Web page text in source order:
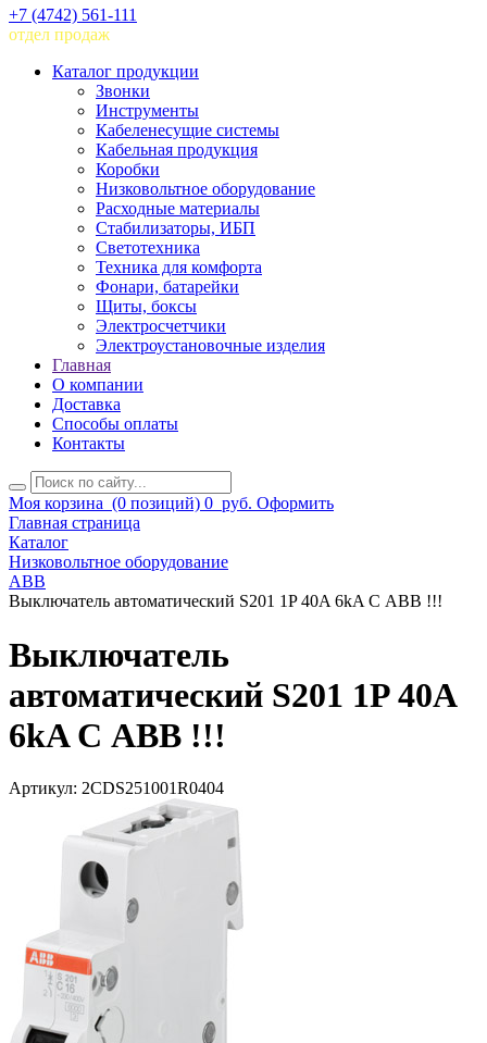
+7 (4742) 561-111
отдел продаж
Каталог продукции
Звонки
Инструменты
Кабеленесущие системы
Кабельная продукция
Коробки
Низковольтное оборудование
Расходные материалы
Стабилизаторы, ИБП
Светотехника
Техника для комфорта
Фонари, батарейки
Щиты, боксы
Электросчетчики
Электроустановочные изделия
Главная
О компании
Доставка
Способы оплаты
Контакты
Моя корзина (0 позиций) 0 руб. Оформить
Главная страница
Каталог
Низковольтное оборудование
ABB
Выключатель автоматический S201 1P 40A 6kA С ABB !!!
Выключатель
автоматический S201 1P 40A
6kA С ABB !!!
Артикул: 2CDS251001R0404